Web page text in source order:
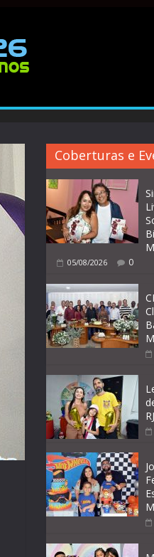
Coberturas e
05/08/2026 0
RJ